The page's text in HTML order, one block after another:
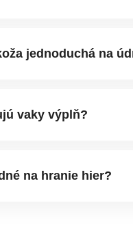
jednoduchá na
vaky výplň?
na hranie hier?